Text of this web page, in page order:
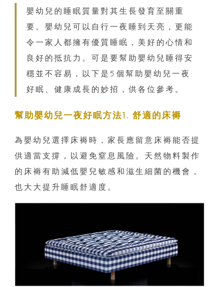
嬰幼兒的睡眠質量對其生長發育至關重
要。嬰幼兒可以自行一夜睡到天亮，更能
令一家人都擁有優質睡眠，美好的心情和
良好的抵抗力。可是要幫助嬰幼兒睡得安
穩並不容易，以下是5個幫助嬰幼兒一夜
好眠、健康成長的妙招，供各位參考。
幫助嬰幼兒一夜好眠方法1. 舒適的床褥
為嬰幼兒選擇床褥時，家長應留意床褥能否提
供適當支撐，以避免窒息風險。天然物料製作
的床褥有助減低嬰兒敏感和滋生細菌的機會，
也大大提升睡眠舒適度。